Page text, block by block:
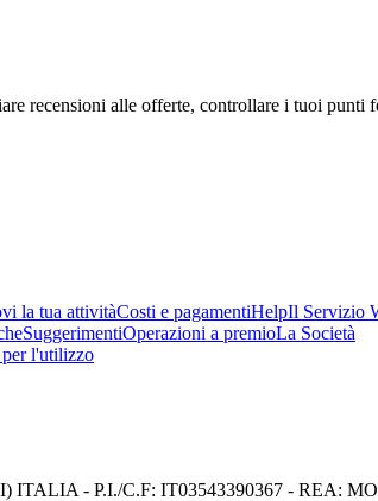
recensioni alle offerte, controllare i tuoi punti
la tua attivitàCosti e pagamentiHelpIl Servizio
SuggerimentiOperazioni a premioLa Società
l'utilizzo
ITALIA - P.I./C.F: IT03543390367 - REA: